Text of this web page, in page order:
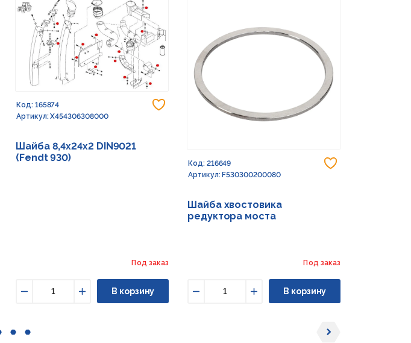
Добавить в избранное
Добавить в избранное
Код: 165874
Артикул: X454306308000
Шайба 8,4х24х2 DIN9021
(Fendt 930)
Под заказ
Увеличить
В корзину
Код: 216649
Артикул: F530300200080
Шайба хвостовика
редуктора моста
Под заказ
Увеличить
В корзину